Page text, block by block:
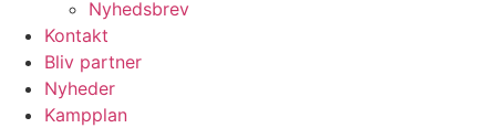
Nyhedsbrev
Kontakt
Bliv partner
Nyheder
Kampplan